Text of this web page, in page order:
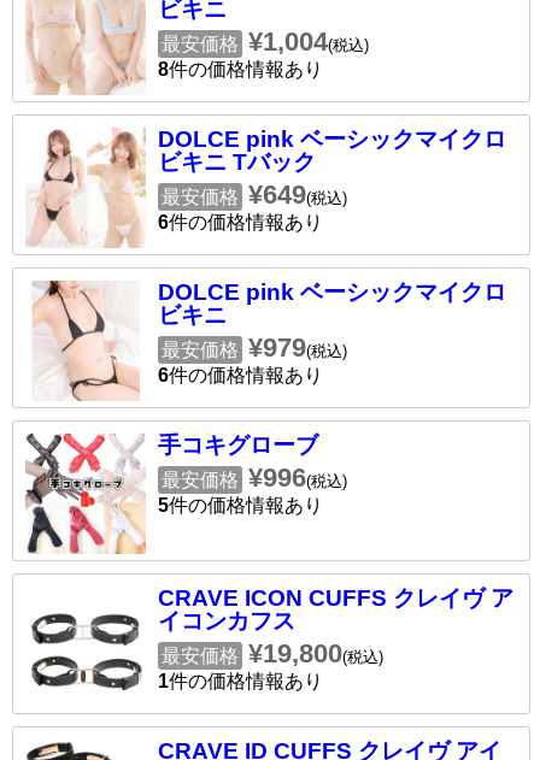
ビキニ
最安価格 ¥1,004(税込)
8件の価格情報あり
DOLCE pink ベーシックマイクロ
ビキニ Tバック
最安価格 ¥649(税込)
6件の価格情報あり
DOLCE pink ベーシックマイクロ
ビキニ
最安価格 ¥979(税込)
6件の価格情報あり
手コキグローブ
最安価格 ¥996(税込)
5件の価格情報あり
CRAVE ICON CUFFS クレイヴ ア
イコンカフス
最安価格 ¥19,800(税込)
1件の価格情報あり
CRAVE ID CUFFS クレイヴ アイ